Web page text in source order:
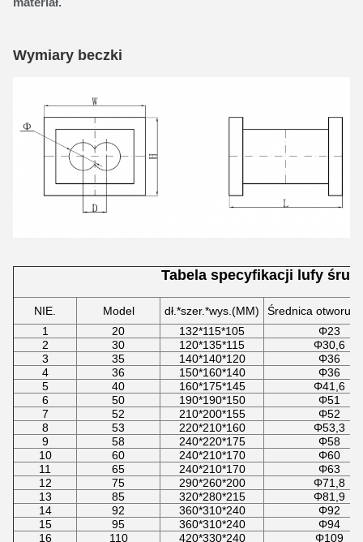
Wymiary beczki
Tabela specyfikacji lufy
NIE. Model dł.*szer.*wys.(MM)
Średnica otworu/
1
20 132*115*105
Φ23
2
30 120*135*115
Φ30,6
3
35 140*140*120
Φ36
4
36 150*160*140
Φ36
5
40 160*175*145
Φ41,6
6
50 190*190*150
Φ51
7
52 210*200*155
Φ52
8
53 220*210*160
Φ53,3
9
58 240*220*175
Φ58
10
60 240*210*170
Φ60
11
65 240*210*170
Φ63
12
75 290*260*200
Φ71,8
13
85 320*280*215
Φ81,9
14
92 360*310*240
Φ92
15
95 360*310*240
Φ94
16
110 420*330*240 Φ109